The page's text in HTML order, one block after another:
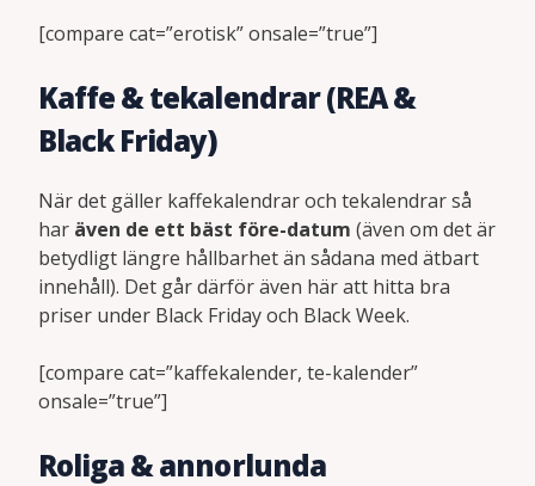
[compare cat=”erotisk” onsale=”true”]
Kaffe & tekalendrar (REA &
Black Friday)
När det gäller kaffekalendrar och tekalendrar så
har även de ett bäst före-datum (även om det är
betydligt längre hållbarhet än sådana med ätbart
innehåll). Det går därför även här att hitta bra
priser under Black Friday och Black Week.
[compare cat=”kaffekalender, te-kalender”
onsale=”true”]
Roliga & annorlunda